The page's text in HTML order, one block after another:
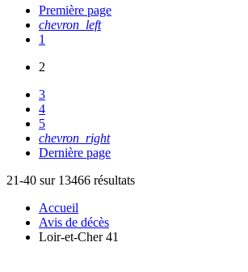
Première page
chevron_left
1
2
3
4
5
chevron_right
Dernière page
21-40 sur 13466 résultats
Accueil
Avis de décès
Loir-et-Cher 41